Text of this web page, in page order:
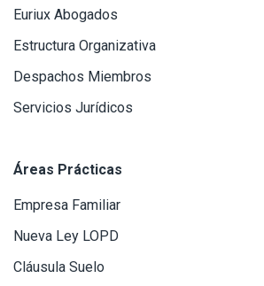
Euriux Abogados
Estructura Organizativa
Despachos Miembros
Servicios Jurídicos
Áreas Prácticas
Empresa Familiar
Nueva Ley LOPD
Cláusula Suelo